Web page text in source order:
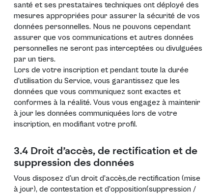
santé et ses prestataires techniques ont déployé des
mesures appropriées pour assurer la sécurité de vos
données personnelles. Nous ne pouvons cependant
assurer que vos communications et autres données
personnelles ne seront pas interceptées ou divulguées
par un tiers.
Lors de votre inscription et pendant toute la durée
d’utilisation du Service, vous garantissez que les
données que vous communiquez sont exactes et
conformes à la réalité. Vous vous engagez à maintenir
à jour les données communiquées lors de votre
inscription, en modifiant votre profil.
3.4 Droit d’accès, de rectification et de
suppression des données
Vous disposez d'un droit d’accès,de rectification (mise
à jour), de contestation et d’opposition(suppression /